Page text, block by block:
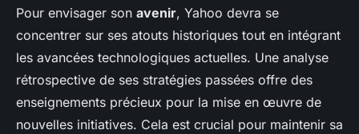
Pour envisager son avenir, Yahoo devra se
concentrer sur ses atouts historiques tout en intégrant
les avancées technologiques actuelles. Une analyse
rétrospective de ses stratégies passées offre des
enseignements précieux pour la mise en œuvre de
nouvelles initiatives. Cela est crucial pour maintenir sa